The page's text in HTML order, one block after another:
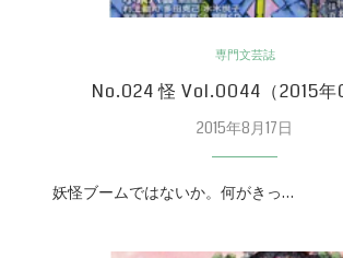
専門文芸誌
No.024 怪 Vol.0044（2015年
2015年8月17日
妖怪ブームではないか。何がきっ…